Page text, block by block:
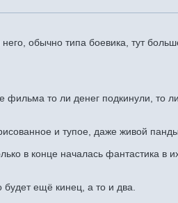
обычно типа боевика, тут
то ли денег подкинули, то
и тупое, даже живой
в конце началась фантастика в
ещё кинец, а то и два.